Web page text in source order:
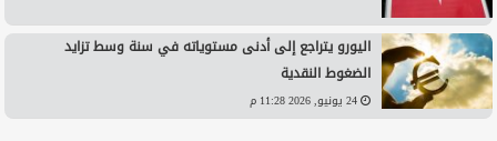
اليورو يتراجع إلى أدنى مستوياته في سنة وسط تزايد
الضغوط النقدية
24 يونيو, 2026 11:28 م